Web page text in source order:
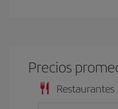
Precios
Restaurantes